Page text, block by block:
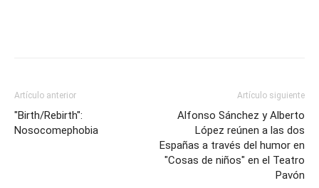
Artículo anterior
"Birth/Rebirth":
Nosocomephobia
Artículo siguiente
Alfonso Sánchez y Alberto
López reúnen a las dos
Españas a través del humor en
"Cosas de niños" en el Teatro
Pavón